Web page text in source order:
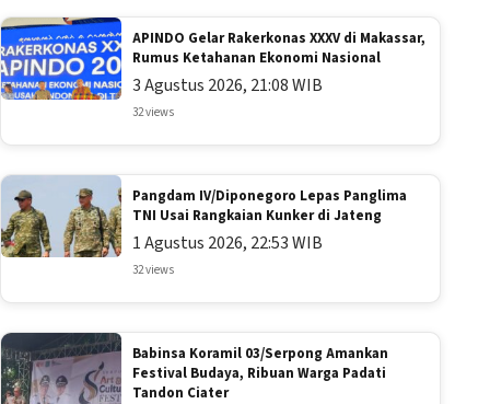
APINDO Gelar Rakerkonas XXXV di Makassar,
Rumus Ketahanan Ekonomi Nasional
3 Agustus 2026, 21:08 WIB
32 views
Pangdam IV/Diponegoro Lepas Panglima
TNI Usai Rangkaian Kunker di Jateng
1 Agustus 2026, 22:53 WIB
32 views
Babinsa Koramil 03/Serpong Amankan
Festival Budaya, Ribuan Warga Padati
Tandon Ciater